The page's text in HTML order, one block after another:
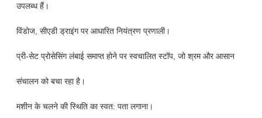
उपलब्ध हैं।
विंडोज, सीएडी ड्राइंग पर आधारित नियंत्रण प्रणाली।
प्री-सेट प्रोसेसिंग लंबाई समाप्त होने पर स्वचालित स्टॉप, जो श्रम और आसान
संचालन को बचा रहा है।
मशीन के चलने की स्थिति का स्वत: पता लगाना।